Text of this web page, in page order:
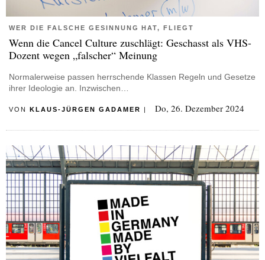
WER DIE FALSCHE GESINNUNG HAT, FLIEGT
Wenn die Cancel Culture zuschlägt: Geschasst als VHS-
Dozent wegen „falscher“ Meinung
Normalerweise passen herrschende Klassen Regeln und Gesetze
ihrer Ideologie an. Inzwischen…
VON KLAUS-JÜRGEN GADAMER | Do, 26. Dezember 2024